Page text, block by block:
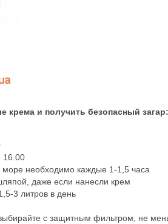
крема и получить безопасный загар:
16.00
необходимо каждые 1-1,5 часа
даже если нанесли крем
3 литров в день
с защитным фильтром, не